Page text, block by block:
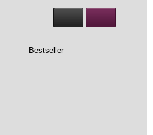
Bestseller